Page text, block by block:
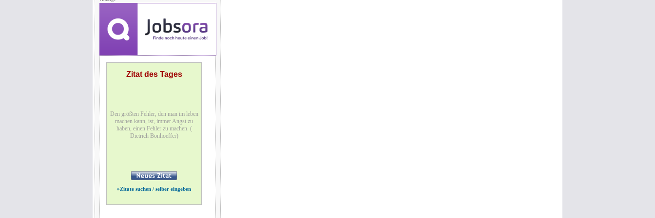
Zitat des Tages
Den größten Fehler, den man im leben
machen kann, ist, immer Angst zu
haben, einen Fehler zu machen. (
Dietrich Bonhoeffer)
»Zitate suchen / selber eingeben